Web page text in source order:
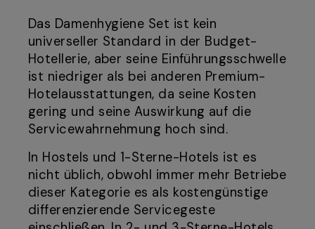
Das Damenhygiene Set ist kein
universeller Standard in der Budget-
Hotellerie, aber seine Einführungsschwelle
ist niedriger als bei anderen Premium-
Hotelausstattungen, da seine Kosten
gering und seine Auswirkung auf die
Servicewahrnehmung hoch sind.
In Hostels und 1-Sterne-Hotels ist es
nicht üblich, obwohl immer mehr Betriebe
dieser Kategorie es als kostengünstige
differenzierende Servicegeste